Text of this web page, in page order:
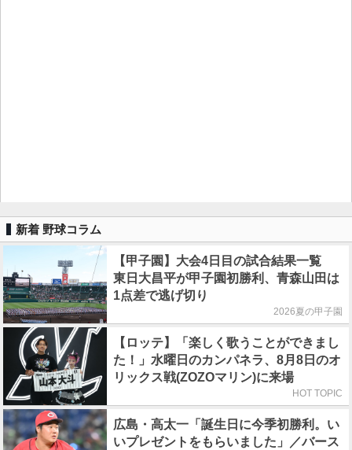
新着 野球コラム
【甲子園】大会4日目の試合結果一覧
東日大昌平が甲子園初勝利、青森山田は
1点差で逃げ切り
2026夏の甲子園
【ロッテ】「楽しく歌うことができまし
た！」水曜日のカンパネラ、8月8日のオ
リックス戦(ZOZOマリン)に来場
HOT TOPIC
広島・高太一「誕生日に今季初勝利。い
いプレゼントをもらいました」／バース